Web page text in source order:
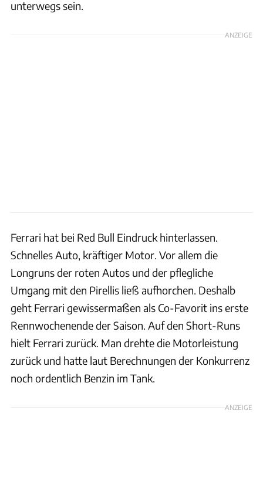
unterwegs sein.
ANZEIGE
Ferrari hat bei Red Bull Eindruck hinterlassen.
Schnelles Auto, kräftiger Motor. Vor allem die
Longruns der roten Autos und der pflegliche
Umgang mit den Pirellis ließ aufhorchen. Deshalb
geht Ferrari gewissermaßen als Co-Favorit ins erste
Rennwochenende der Saison. Auf den Short-Runs
hielt Ferrari zurück. Man drehte die Motorleistung
zurück und hatte laut Berechnungen der Konkurrenz
noch ordentlich Benzin im Tank.
ANZEIGE